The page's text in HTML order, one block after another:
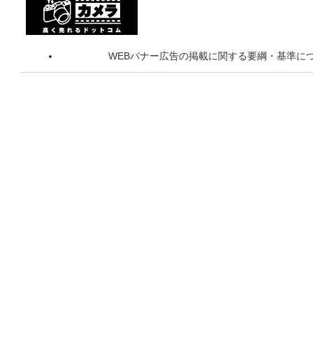
WEBバナー広告の掲載に関する要綱・基準に